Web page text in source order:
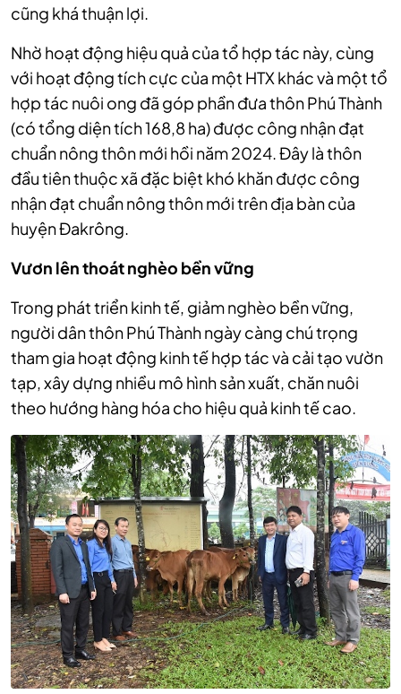
cũng khá thuận lợi.
Nhờ hoạt động hiệu quả của tổ hợp tác này, cùng
với hoạt động tích cực của một HTX khác và một tổ
hợp tác nuôi ong đã góp phần đưa thôn Phú Thành
(có tổng diện tích 168,8 ha) được công nhận đạt
chuẩn nông thôn mới hồi năm 2024. Đây là thôn
đầu tiên thuộc xã đặc biệt khó khăn được công
nhận đạt chuẩn nông thôn mới trên địa bàn của
huyện Đakrông.
Vươn lên thoát nghèo bền vững
Trong phát triển kinh tế, giảm nghèo bền vững,
người dân thôn Phú Thành ngày càng chú trọng
tham gia hoạt động kinh tế hợp tác và cải tạo vườn
tạp, xây dựng nhiều mô hình sản xuất, chăn nuôi
theo hướng hàng hóa cho hiệu quả kinh tế cao.